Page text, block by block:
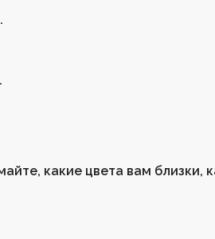
какие цвета вам близки,